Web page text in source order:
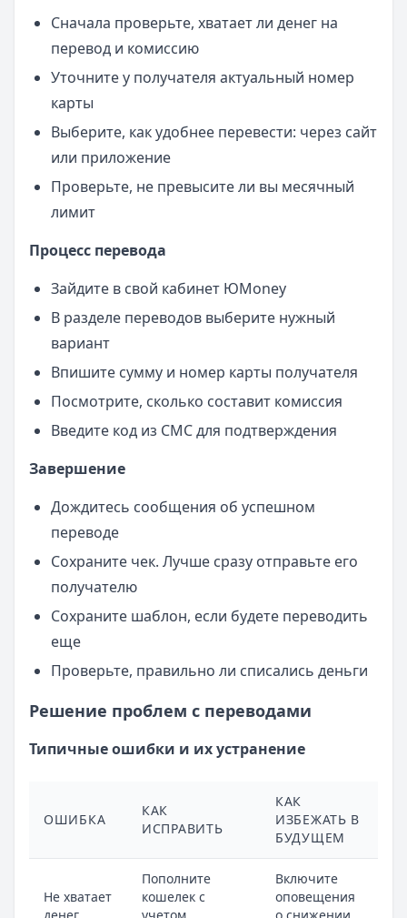
Сначала проверьте, хватает ли денег на
перевод и комиссию
Уточните у получателя актуальный номер
карты
Выберите, как удобнее перевести: через сайт
или приложение
Проверьте, не превысите ли вы месячный
лимит
Процесс перевода
Зайдите в свой кабинет ЮMoney
В разделе переводов выберите нужный
вариант
Впишите сумму и номер карты получателя
Посмотрите, сколько составит комиссия
Введите код из СМС для подтверждения
Завершение
Дождитесь сообщения об успешном
переводе
Сохраните чек. Лучше сразу отправьте его
получателю
Сохраните шаблон, если будете переводить
еще
Проверьте, правильно ли списались деньги
Решение проблем с переводами
Типичные ошибки и их устранение
ОШИБКА
КАК
ИСПРАВИТЬ
КАК
ИЗБЕЖАТЬ В
БУДУЩЕМ
Не хватает
Пополните
кошелек с
Включите
оповещения